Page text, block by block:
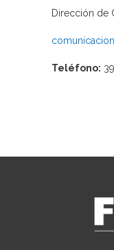
Dirección de
Teléfono: